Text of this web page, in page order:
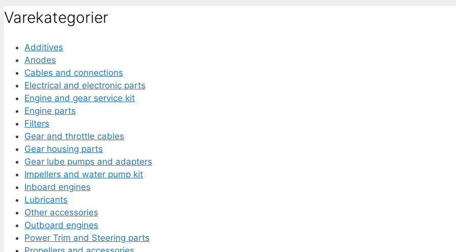
Varekategorier
Additives
Anodes
Cables and connections
Electrical and electronic parts
Engine and gear service kit
Engine parts
Filters
Gear and throttle cables
Gear housing parts
Gear lube pumps and adapters
Impellers and water pump kit
Inboard engines
Lubricants
Other accessories
Outboard engines
Power Trim and Steering parts